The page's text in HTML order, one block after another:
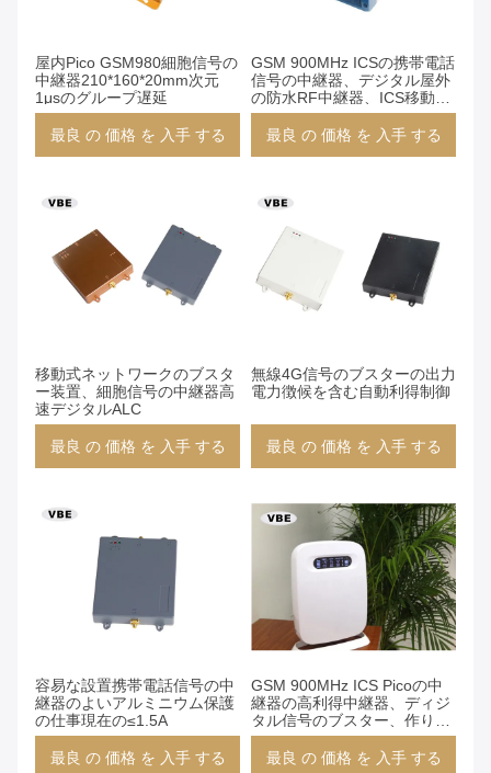
屋内Pico GSM980細胞信号の
中継器210*160*20mm次元
1μsのグループ遅延
最良 の 価格 を 入手 する
GSM 900MHz ICSの携帯電話
信号の中継器、デジタル屋外
の防水RF中継器、ICS移動式
信号のアンプ
最良 の 価格 を 入手 する
移動式ネットワークのブスタ
ー装置、細胞信号の中継器高
速デジタルALC
最良 の 価格 を 入手 する
無線4G信号のブスターの出力
電力徴候を含む自動利得制御
最良 の 価格 を 入手 する
容易な設置携帯電話信号の中
継器のよいアルミニウム保護
の仕事現在の≤1.5A
最良 の 価格 を 入手 する
GSM 900MHz ICS Picoの中
継器の高利得中継器、ディジ
タル信号のブスター、作り付
けのアンテナ中継器
最良 の 価格 を 入手 する